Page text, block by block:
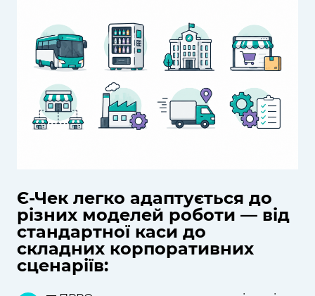
Є-Чек легко адаптується до
різних моделей роботи — від
стандартної каси до
складних корпоративних
сценаріїв: